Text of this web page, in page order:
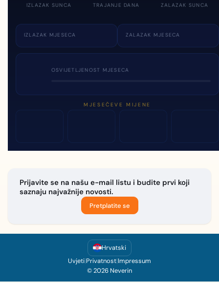
IZLAZAK SUNCA TRAJANJE DANA ZALAZAK SUNCA
IZLAZAK MJESECA ZALAZAK MJESECA
OSVIJETLJENOST MJESECA
MJESEČEVE MIJENE
Prijavite se na našu e-mail listu i budite prvi koji
saznaju najvažnije novosti.
Pretplatite se
Hrvatski
Uvjeti|Privatnost|Impressum
© 2026 Neverin